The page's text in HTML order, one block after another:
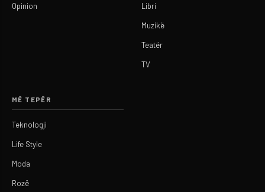
Opinion Libri
Muzikë
Teatër
TV
MË TEPËR
Teknologji
Life Style
Moda
Rozë